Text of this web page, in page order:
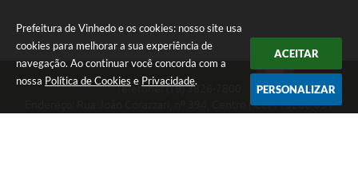
Prefeitura de Vinhedo e os cookies: nosso site usa
cookies para melhorar a sua experiência de
navegação. Ao continuar você concorda com a
nossa Política de Cookies e Privacidade.
ACEITAR
PERSONALIZAR
Telefone: (19) 3826-7800
Endereço: Rua João Corazzari, nº 394, Centro | CEP: 13280-091